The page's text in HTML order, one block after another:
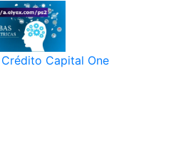
Capital One